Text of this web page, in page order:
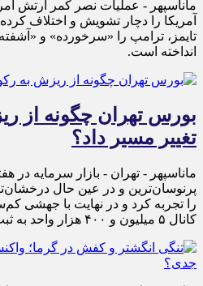
ماناسپهر - عملیات نصر کمر ارتش
آمریکا را دچار تشویش و اختلاف کرده
تایمز، ترامپ را «سرخورده» و
انداخته است.
بورس تهران چگونه از
تغییر مسیر داد؟
ماناسپهر - تهران - بازار سرمایه در
پرنوسان‌ترین و در عین حال
را تجربه کرد و در نهایت با جهشی
کانال ۵ میلیون و ۴۰۰ هزار واحد به ثبت رساند.